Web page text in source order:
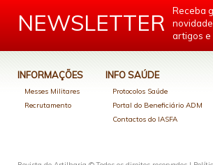
NEWSLETTER
Receba
artigos e
INFORMAÇÕES
Messes Militares
Recrutamento
INFO SAÚDE
Protocolos Saúde
Portal do Beneficiário ADM
Contactos do IASFA